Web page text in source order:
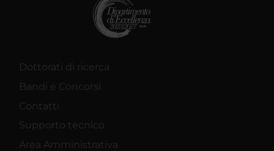
Dottorati di ricerca
Bandi e Concorsi
Contatti
Supporto tecnico
Area Amministrativa